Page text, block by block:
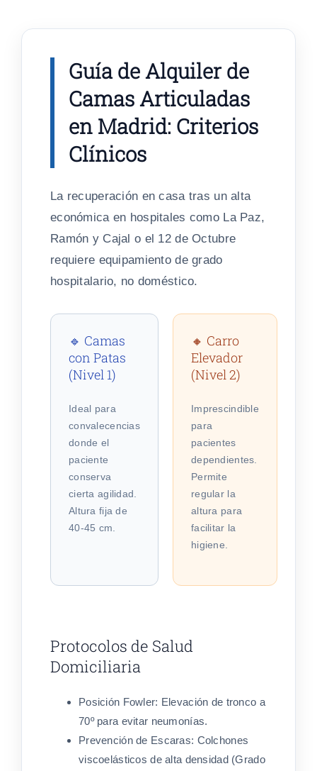
Guía de Alquiler de
Camas Articuladas
en Madrid: Criterios
Clínicos
La recuperación en casa tras un alta
económica en hospitales como La Paz,
Ramón y Cajal o el 12 de Octubre
requiere equipamiento de grado
hospitalario, no doméstico.
🔹 Camas
con Patas
(Nivel 1)
Ideal para
convalecencias
donde el
paciente
conserva
cierta agilidad.
Altura fija de
40-45 cm.
🔸 Carro
Elevador
(Nivel 2)
Imprescindible
para
pacientes
dependientes.
Permite
regular la
altura para
facilitar la
higiene.
Protocolos de Salud
Domiciliaria
Posición Fowler: Elevación de tronco a
70º para evitar neumonías.
Prevención de Escaras: Colchones
viscoelásticos de alta densidad (Grado